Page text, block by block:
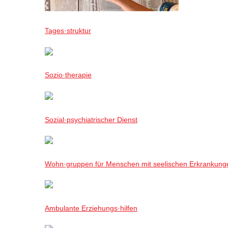
Tages·struktur
Sozio·therapie
Sozial·psychiatrischer Dienst
Wohn·gruppen für Menschen mit seelischen
Ambulante Erziehungs·hilfen